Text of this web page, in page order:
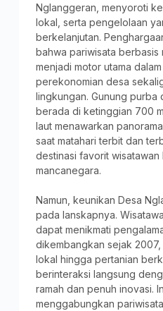
Nglanggeran, menyoroti
lokal, serta pengelolaan
berkelanjutan.
bahwa pariwisata berbasis
menjadi motor utama
perekonomian desa
lingkungan. Gunung purba
berada di ketinggian 700
laut menawarkan
saat matahari terbit dan
destinasi favorit wisatawan
mancanegara.
Namun, keunikan Desa
pada lanskapnya.
dapat menikmati
dikembangkan sejak
lokal hingga pertanian
berinteraksi langsung
ramah dan penuh inovasi.
menggabungkan